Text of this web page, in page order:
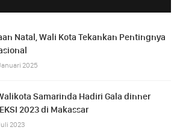
Natal, Wali Kota Tekankan Pentingnya
2025
Samarinda Hadiri Gala dinner
2023 di Makassar
2023